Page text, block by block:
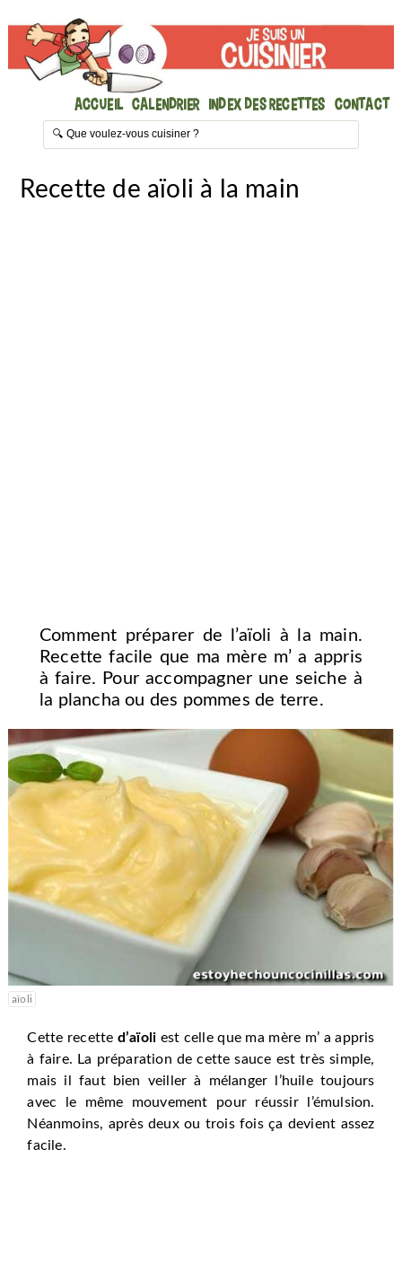
Accueil Calendrier Index des recettes Contact
Recette de aïoli à la main
Comment préparer de l’aïoli à la main.
Recette facile que ma mère m’ a appris
à faire. Pour accompagner une seiche à
la plancha ou des pommes de terre.
aïoli
Cette recette d’aïoli est celle que ma mère m’ a appris
à faire. La préparation de cette sauce est très simple,
mais il faut bien veiller à mélanger l’huile toujours
avec le même mouvement pour réussir l’émulsion.
Néanmoins, après deux ou trois fois ça devient assez
facile.